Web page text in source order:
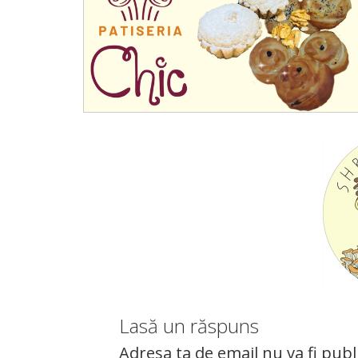
Lasă un răspuns
Adresa ta de email nu va fi